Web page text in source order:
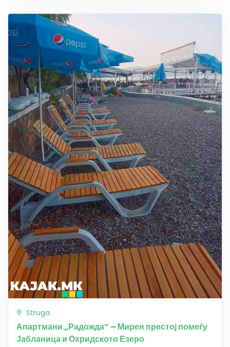
Struga
Апартмани „Радожда“ – Мирен престој помеѓу
Јабланица и Охридското Езеро